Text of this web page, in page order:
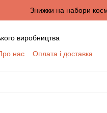
Знижки на набори
виробництва
нас
Оплата і доставка